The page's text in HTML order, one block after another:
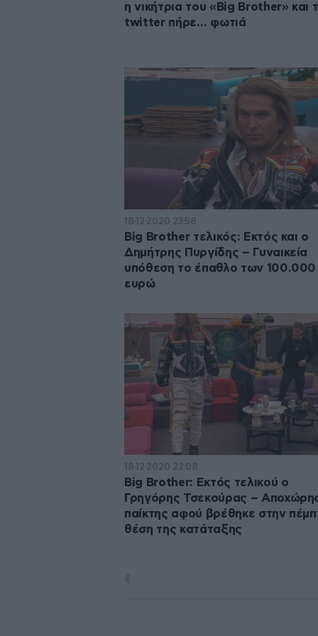
η νικήτρια του «Big Brother» και
twitter πήρε… φωτιά
18·12·2020 23:58
Big Brother τελικός: Εκτός και ο
Δημήτρης Πυργίδης – Γυναικεία
υπόθεση το έπαθλο των 100.000
ευρώ
18·12·2020 22:08
Big Brother: Εκτός τελικού ο
Γρηγόρης Τσεκούρας –
παίκτης αφού βρέθηκε στην
θέση της κατάταξης